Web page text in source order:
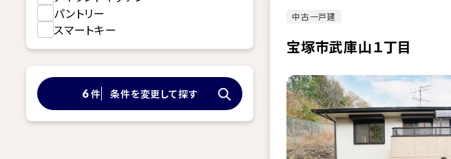
パントリー
スマートキー
6 件 条件を変更して探す
中古一戸建
宝塚市武庫山１丁目